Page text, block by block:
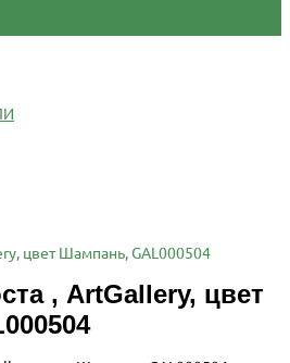
цвет Шампань, GAL000504
, ArtGallery, цвет